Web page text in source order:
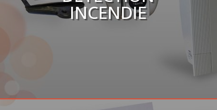
INCENDIE